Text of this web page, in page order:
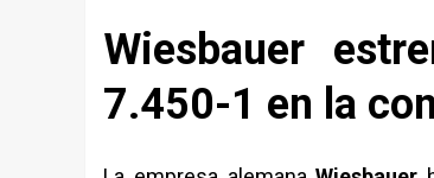
Wiesbauer
7.450-1 en la